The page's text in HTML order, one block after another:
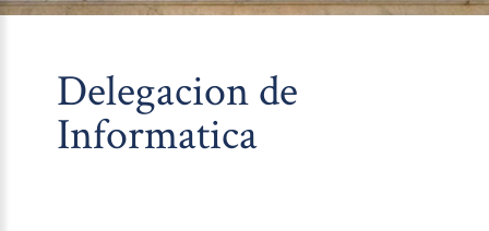
Delegacion de
Informatica